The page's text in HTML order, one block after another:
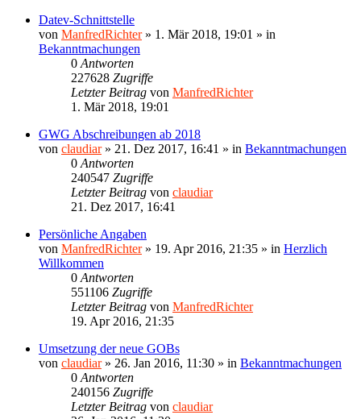
Datev-Schnittstelle
von ManfredRichter» 1. Mär 2018, 19:01 » in
Bekanntmachungen
0 Antworten
227628 Zugriffe
Letzter Beitrag von ManfredRichter
1. Mär 2018, 19:01
GWG Abschreibungen ab 2018
von claudiar» 21. Dez 2017, 16:41 » in Bekanntmachungen
0 Antworten
240547 Zugriffe
Letzter Beitrag von claudiar
21. Dez 2017, 16:41
Persönliche Angaben
von ManfredRichter» 19. Apr 2016, 21:35 » in Herzlich
Willkommen
0 Antworten
551106 Zugriffe
Letzter Beitrag von ManfredRichter
19. Apr 2016, 21:35
Umsetzung der neue GOBs
von claudiar» 26. Jan 2016, 11:30 » in Bekanntmachungen
0 Antworten
240156 Zugriffe
Letzter Beitrag von claudiar